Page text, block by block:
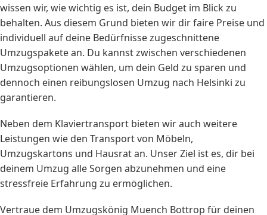
wissen wir, wie wichtig es ist, dein Budget im Blick zu
behalten. Aus diesem Grund bieten wir dir faire Preise und
individuell auf deine Bedürfnisse zugeschnittene
Umzugspakete an. Du kannst zwischen verschiedenen
Umzugsoptionen wählen, um dein Geld zu sparen und
dennoch einen reibungslosen Umzug nach Helsinki zu
garantieren.
Neben dem Klaviertransport bieten wir auch weitere
Leistungen wie den Transport von Möbeln,
Umzugskartons und Hausrat an. Unser Ziel ist es, dir bei
deinem Umzug alle Sorgen abzunehmen und eine
stressfreie Erfahrung zu ermöglichen.
Vertraue dem Umzugskönig Muench Bottrop für deinen